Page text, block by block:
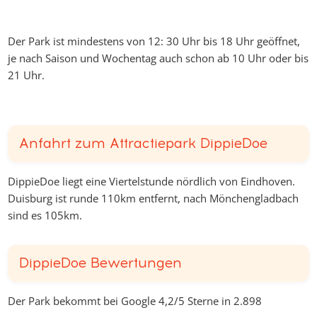
Der Park ist mindestens von 12: 30 Uhr bis 18 Uhr geöffnet,
je nach Saison und Wochentag auch schon ab 10 Uhr oder bis
21 Uhr.
Anfahrt zum Attractiepark DippieDoe
DippieDoe liegt eine Viertelstunde nördlich von Eindhoven.
Duisburg ist runde 110km entfernt, nach Mönchengladbach
sind es 105km.
DippieDoe Bewertungen
Der Park bekommt bei Google 4,2/5 Sterne in 2.898